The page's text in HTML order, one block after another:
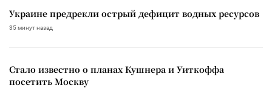
Украине предрекли острый дефицит водных ресурсов
35 минут назад
Стало известно о планах Кушнера и Уиткоффа
посетить Москву